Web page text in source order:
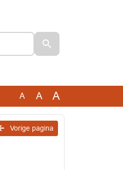
A A A
Vorige pagina